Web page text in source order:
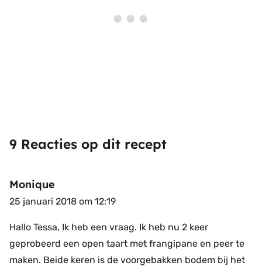
9 Reacties op dit recept
Monique
25 januari 2018 om 12:19
Hallo Tessa, Ik heb een vraag. Ik heb nu 2 keer
geprobeerd een open taart met frangipane en peer te
maken. Beide keren is de voorgebakken bodem bij het